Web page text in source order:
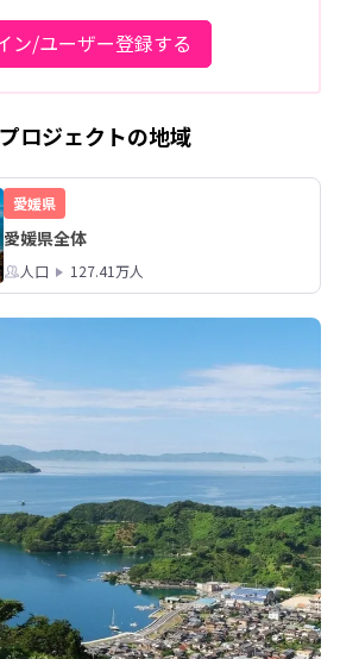
ン/ユーザー登録する
ロジェクトの地域
愛媛県
愛媛県全体
人口 127.41万人